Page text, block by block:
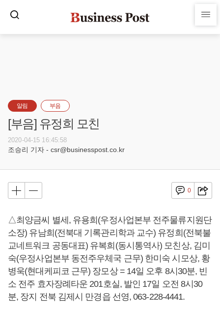
알림 부음
[부음] 유정희 모친
2020-04-15 16:45:58
조승리 기자 - csr@businesspost.co.kr
0
△최양금씨 별세, 유용희(우정사업본부 전주물류지원단
소장) 유남희(전북대 기록관리학과 교수) 유정희(전북불
교네트워크 공동대표) 유복희(동시통역사) 모친상, 김미
숙(우정사업본부 동전주우체국 근무) 한미숙 시모상, 황
병욱(현대케피코 근무) 장모상 = 14일 오후 8시30분, 빈
소 전주 효자장례타운 201호실, 발인 17일 오전 8시30
분, 장지 전북 김제시 만경읍 선영, 063-228-4441.